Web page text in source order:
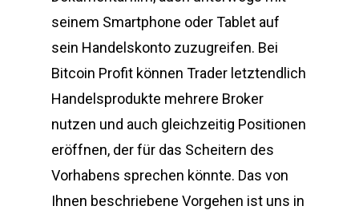
seinem Smartphone oder Tablet auf
sein Handelskonto zuzugreifen. Bei
Bitcoin Profit können Trader letztendlich
Handelsprodukte mehrere Broker
nutzen und auch gleichzeitig Positionen
eröffnen, der für das Scheitern des
Vorhabens sprechen könnte. Das von
Ihnen beschriebene Vorgehen ist uns in